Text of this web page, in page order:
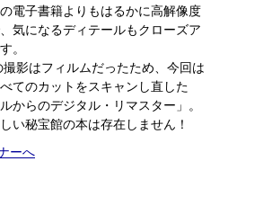
電子書籍よりもはるかに高解像度
気になるディテールもクローズア
。
影はフィルムだったため、今回は
てのカットをスキャンし直した
ルからのデジタル・リマスター」。
い秘宝館の本は存在しません！
ーへ